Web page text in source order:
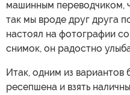
машинным переводчиком,
так мы вроде друг друга
настоял на фотографии
снимок, он радостно
Итак, одним из вариантов
ресепшена и взять